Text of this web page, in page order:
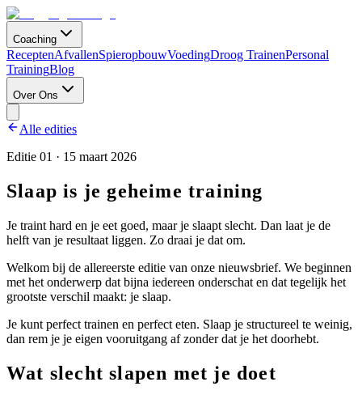
Coaching
ReceptenAfvallenSpieropbouwVoedingDroog TrainenPersonal
TrainingBlog
Over Ons
Alle edities
Editie 01 · 15 maart 2026
Slaap is je geheime training
Je traint hard en je eet goed, maar je slaapt slecht. Dan laat je de
helft van je resultaat liggen. Zo draai je dat om.
Welkom bij de allereerste editie van onze nieuwsbrief. We beginnen
met het onderwerp dat bijna iedereen onderschat en dat tegelijk het
grootste verschil maakt: je slaap.
Je kunt perfect trainen en perfect eten. Slaap je structureel te weinig,
dan rem je je eigen vooruitgang af zonder dat je het doorhebt.
Wat slecht slapen met je doet